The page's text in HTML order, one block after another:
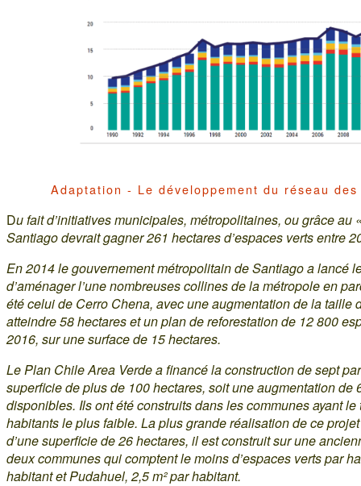
Adaptation - Le développement du réseau
Du fait d’initiatives municipales, métropolitaines, ou grâce au
Santiago devrait gagner 261 hectares d’espaces verts entre
En 2014 le gouvernement métropolitain de Santiago a lancé
d’aménager l’une nombreuses collines de la métropole en
été celui de Cerro Chena, avec une augmentation de la taille
atteindre 58 hectares et un plan de reforestation de 12 800
2016, sur une surface de 15 hectares.
Le Plan Chile Area Verde a financé la construction de sept
superficie de plus de 100 hectares, soit une augmentation de
disponibles. Ils ont été construits dans les communes ayant le
habitants le plus faible. La plus grande réalisation de ce
d’une superficie de 26 hectares, il est construit sur une
deux communes qui comptent le moins d’espaces verts par
habitant et Pudahuel, 2,5 m² par habitant.